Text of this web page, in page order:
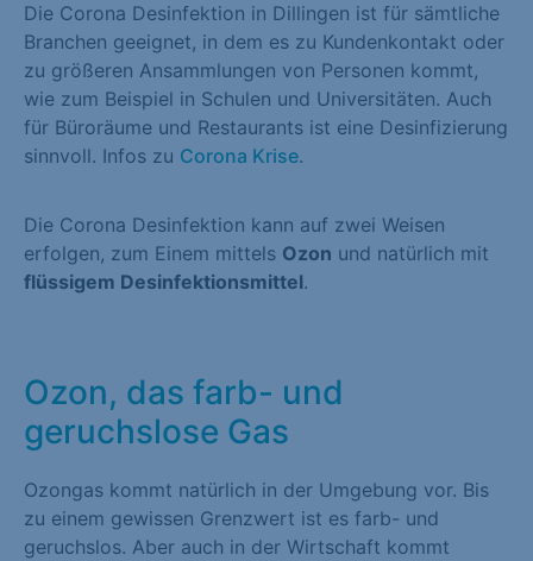
Die Corona Desinfektion in Dillingen ist für sämtliche
Branchen geeignet, in dem es zu Kundenkontakt oder
zu größeren Ansammlungen von Personen kommt,
wie zum Beispiel in Schulen und Universitäten. Auch
für Büroräume und Restaurants ist eine Desinfizierung
sinnvoll. Infos zu Corona Krise.
Die Corona Desinfektion kann auf zwei Weisen
erfolgen, zum Einem mittels Ozon und natürlich mit
flüssigem Desinfektionsmittel.
Ozon, das farb- und
geruchslose Gas
Ozongas kommt natürlich in der Umgebung vor. Bis
zu einem gewissen Grenzwert ist es farb- und
geruchslos. Aber auch in der Wirtschaft kommt